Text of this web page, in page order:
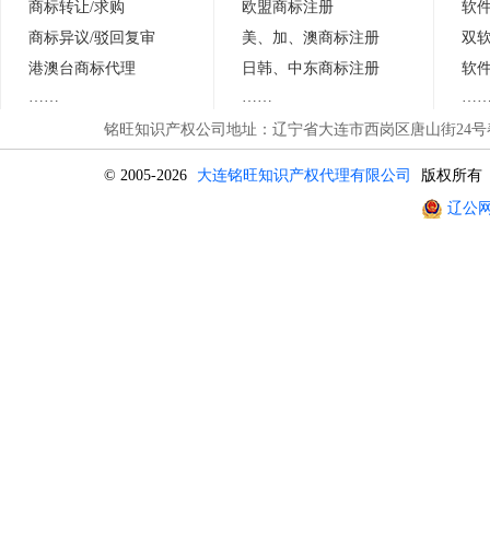
商标转让/求购
商标异议/驳回复审
港澳台商标代理
欧盟商标注册
美、加、澳商标注册
日 韩 、中东商标注册
软
双
软
铭旺知识产权公司地址：辽宁省大连市西岗区唐山街24
© 2005-2026 大连铭旺知识产权代理有限公司
版权所有
辽公